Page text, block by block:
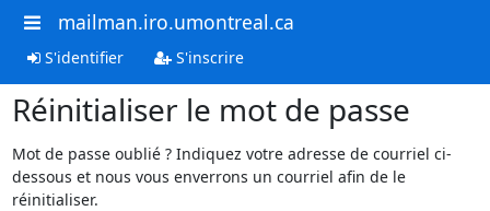
mailman.iro.umontreal.ca
S'identifier S'inscrire
Réinitialiser le mot de passe
Mot de passe oublié ? Indiquez votre adresse de courriel ci-
dessous et nous vous enverrons un courriel afin de le
réinitialiser.